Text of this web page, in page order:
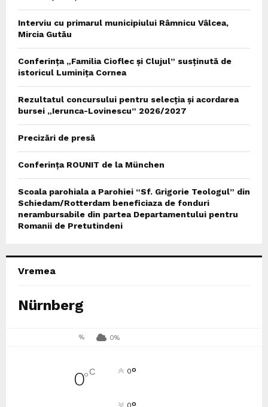
Interviu cu primarul municipiului Râmnicu Vâlcea,
Mircia Gutău
Conferința „Familia Cioflec și Clujul” susținută de
istoricul Luminița Cornea
Rezultatul concursului pentru selecția și acordarea
bursei „Ierunca-Lovinescu” 2026/2027
Precizări de presă
Conferința ROUNIT de la München
Scoala parohiala a Parohiei “Sf. Grigorie Teologul” din
Schiedam/Rotterdam beneficiaza de fonduri
nerambursabile din partea Departamentului pentru
Romanii de Pretutindeni
Vremea
Nürnberg
% 0%
0°C 0°
0